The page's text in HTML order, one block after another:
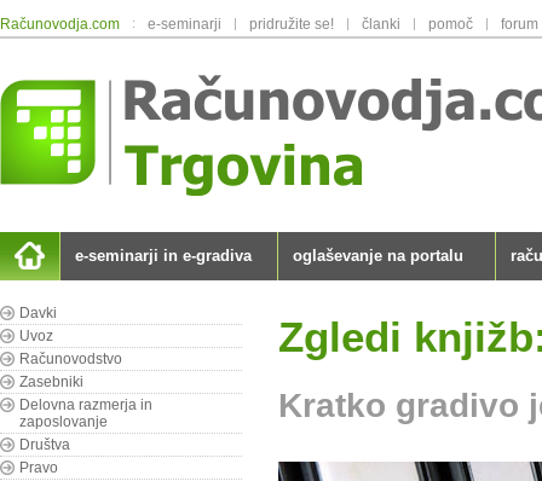
Računovodja.com : e-seminarji | pridružite se! | članki | pomoč | forum
e-seminarji in e-gradiva oglaševanje na portalu
Davki
Uvoz
Računovodstvo
Zasebniki
Delovna razmerja in
zaposlovanje
Društva
Pravo
Zgledi
Kratko gradivo